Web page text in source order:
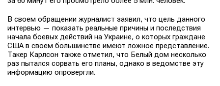
В своем обращении журналист заявил, что цель данного
интервью — показать реальные причины и последствия
начала боевых действий на Украине, о которых граждане
США в своем большинстве имеют ложное представление.
Такер Карлсон также отметил, что Белый дом несколько
раз пытался сорвать его планы, однако в ведомстве эту
информацию опровергли.